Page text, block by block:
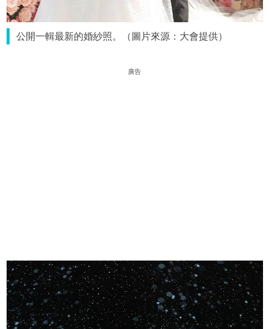
公開一輯最新的婚紗照。（圖片來源：大會提供）
廣告